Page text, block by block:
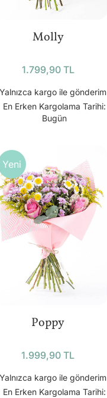
Molly
1.799,90 TL
Yalnızca kargo ile gönderim
En Erken Kargolama Tarihi:
Bugün
Yeni
Poppy
1.999,90 TL
Yalnızca kargo ile gönderim
En Erken Kargolama Tarihi: